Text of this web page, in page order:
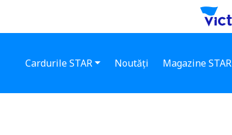
Cardurile STAR Noutăți Magazine STAR